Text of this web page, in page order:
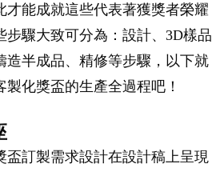
才能成就這些代表著獲獎者榮耀
步驟大致可分為：設計、3D樣品
造半成品、精修等步驟，以下就
化獎盃的生產全過程吧！
盃訂製需求設計在設計稿上呈現